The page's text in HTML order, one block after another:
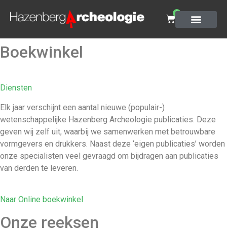
0
Boekwinkel
Diensten
Elk jaar verschijnt een aantal nieuwe (populair-)
wetenschappelijke Hazenberg Archeologie publicaties. Deze
geven wij zelf uit, waarbij we samenwerken met betrouwbare
vormgevers en drukkers. Naast deze ‘eigen publicaties’ worden
onze specialisten veel gevraagd om bijdragen aan publicaties
van derden te leveren.
Naar Online boekwinkel
Onze reeksen